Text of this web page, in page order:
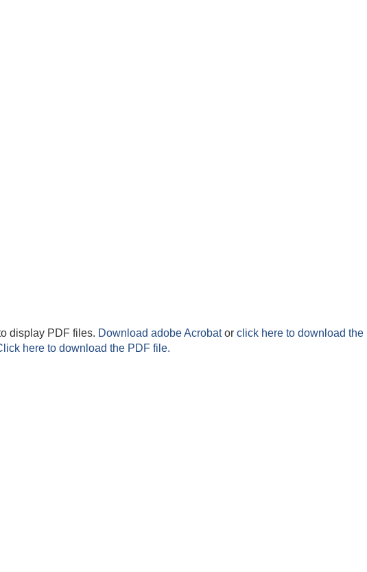
display PDF files. Download adobe Acrobator click here to download the
here to download the PDF file.